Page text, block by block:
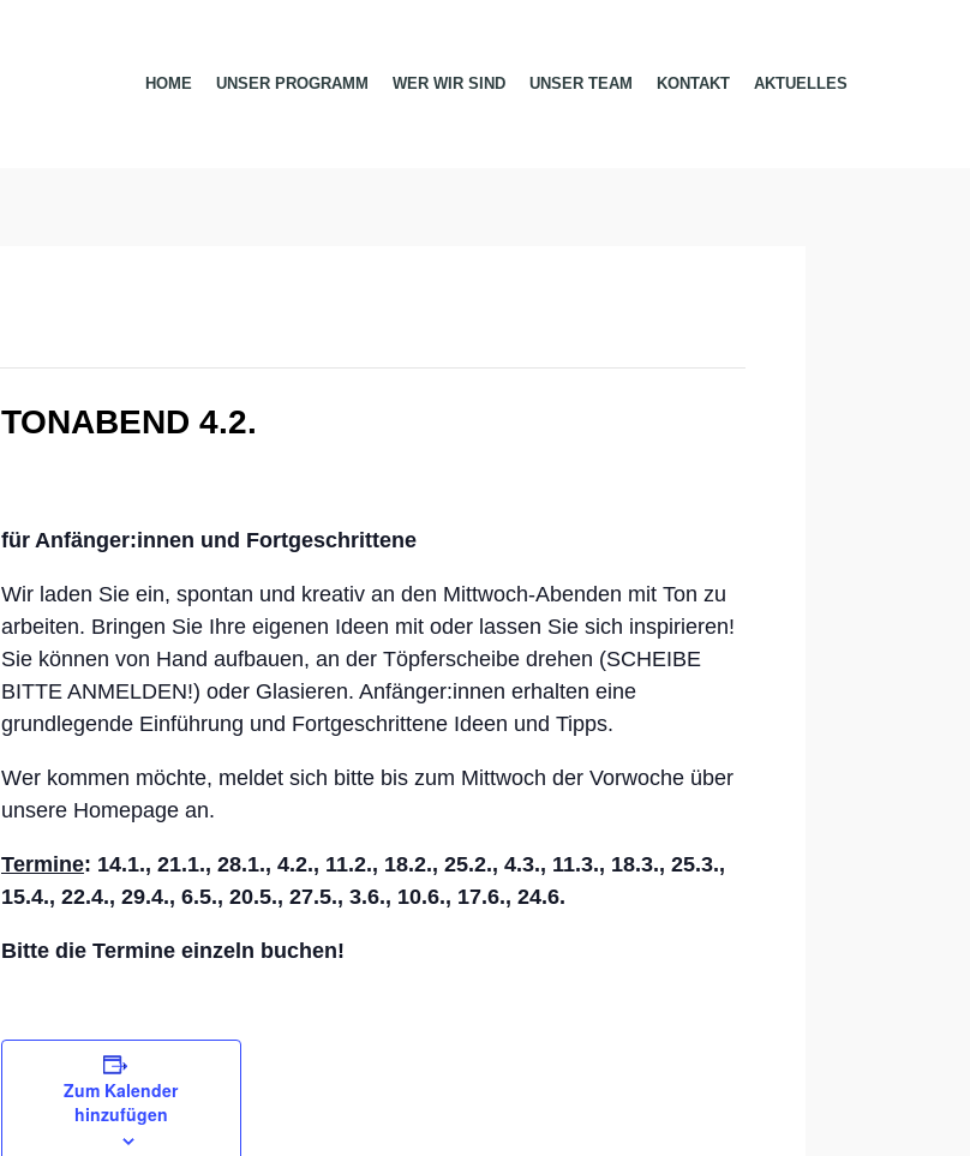
HOME UNSER PROGRAMM WER WIR SIND UNSER TEAM KONTAKT AKTUELLES
TONABEND 4.2.
für Anfänger:innen und Fortgeschrittene
Wir laden Sie ein, spontan und kreativ an den Mittwoch-Abenden mit Ton zu
arbeiten. Bringen Sie Ihre eigenen Ideen mit oder lassen Sie sich inspirieren!
Sie können von Hand aufbauen, an der Töpferscheibe drehen (SCHEIBE
BITTE ANMELDEN!) oder Glasieren. Anfänger:innen erhalten eine
grundlegende Einführung und Fortgeschrittene Ideen und Tipps.
Wer kommen möchte, meldet sich bitte bis zum Mittwoch der Vorwoche über
unsere Homepage an.
Termine: 14.1., 21.1., 28.1., 4.2., 11.2., 18.2., 25.2., 4.3., 11.3., 18.3., 25.3.,
15.4., 22.4., 29.4., 6.5., 20.5., 27.5., 3.6., 10.6., 17.6., 24.6.
Bitte die Termine einzeln buchen!
Zum Kalender
hinzufügen